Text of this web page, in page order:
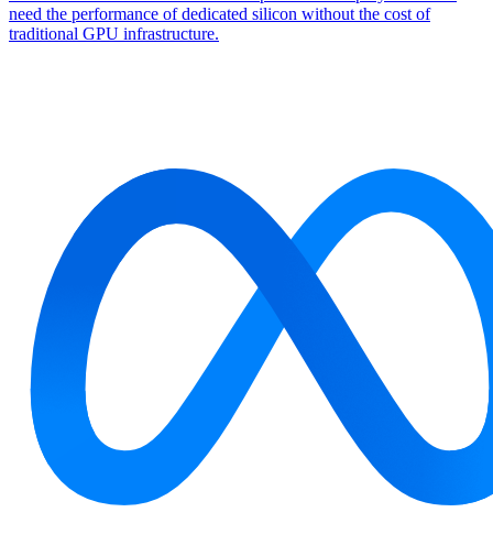
need the performance of dedicated silicon without the cost of
traditional GPU infrastructure.